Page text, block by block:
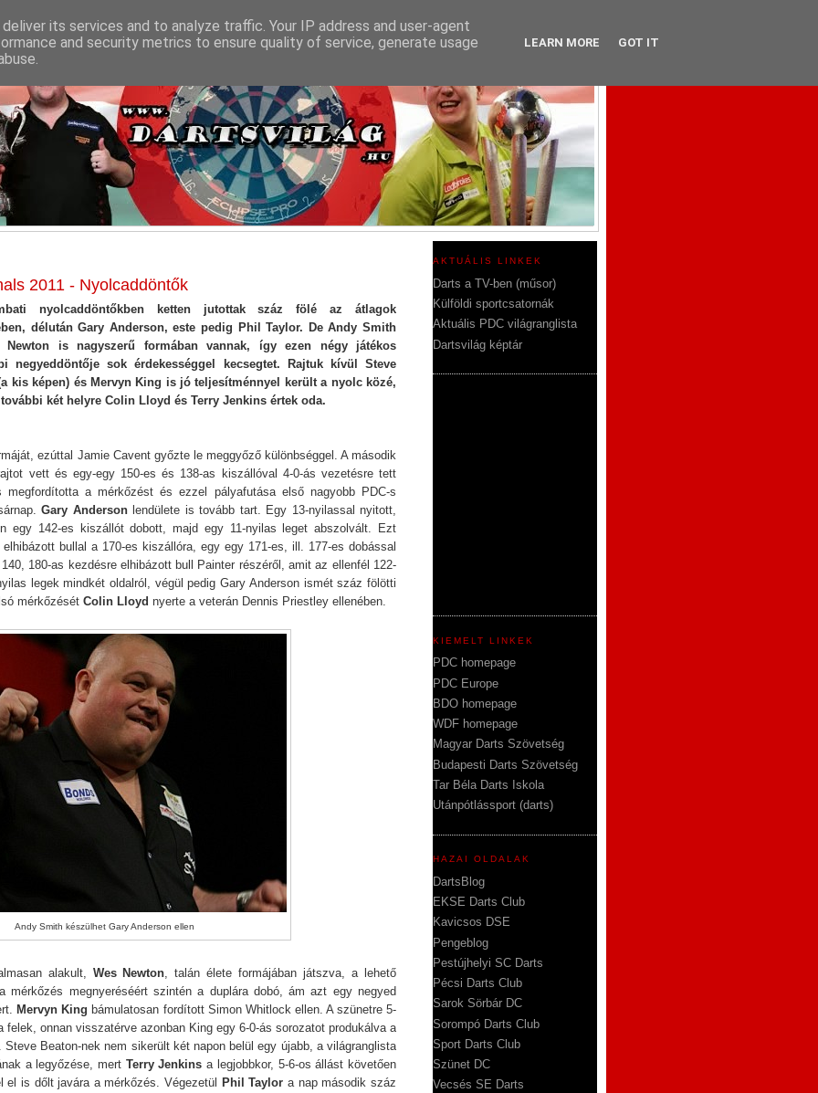
2011 - Nyolcaddöntők
nyolcaddöntőkben ketten jutottak száz fölé az átlagok
délután Gary Anderson, este pedig Phil Taylor. De Andy Smith
Newton is nagyszerű formában vannak, így ezen négy játékos
negyeddöntője sok érdekességgel kecsegtet. Rajtuk kívül Steve
kis képen) és Mervyn King is jó teljesítménnyel került a nyolc közé,
két helyre Colin Lloyd és Terry Jenkins értek oda.
ezúttal Jamie Cavent győzte le meggyőző különbséggel. A második
vett és egy-egy 150-es és 138-as kiszállóval 4-0-ás vezetésre tett
megfordította a mérkőzést és ezzel pályafutása első nagyobb PDC-s
Gary Andersonlendülete is tovább tart. Egy 13-nyilassal nyitott,
egy 142-es kiszállót dobott, majd egy 11-nyilas leget abszolvált. Ezt
bullal a 170-es kiszállóra, egy egy 171-es, ill. 177-es dobással
180-as kezdésre elhibázott bull Painter részéről, amit az ellenfél 122-
legek mindkét oldalról, végül pedig Gary Anderson ismét száz fölötti
mérkőzését Colin Lloyd nyerte a veterán Dennis Priestley ellenében.
Andy Smith készülhet Gary Anderson ellen
alakult, Wes Newton, talán élete formájában játszva, a lehető
mérkőzés megnyeréséért szintén a duplára dobó, ám azt egy negyed
Mervyn King bámulatosan fordított Simon Whitlock ellen. A szünetre 5-
onnan visszatérve azonban King egy 6-0-ás sorozatot produkálva a
Beaton-nek nem sikerült két napon belül egy újabb, a világranglista
a legyőzése, mert Terry Jenkins a legjobbkor, 5-6-os állást követően
el is dőlt javára a mérkőzés. Végezetül
Phil Taylor a nap második száz
AKTUÁLIS LINKEK
Darts a TV-ben (műsor)
Külföldi sportcsatornák
Aktuális PDC világranglista
Dartsvilág képtár
KIEMELT LINKEK
PDC homepage
PDC Europe
BDO homepage
WDF homepage
Magyar Darts Szövetség
Budapesti Darts Szövetség
Tar Béla Darts Iskola
Utánpótlássport (darts)
HAZAI OLDALAK
DartsBlog
EKSE Darts Club
Kavicsos DSE
Pengeblog
Pestújhelyi SC Darts
Pécsi Darts Club
Sarok Sörbár DC
Sorompó Darts Club
Sport Darts Club
Szünet DC
Vecsés SE Darts
its services and to analyze traffic. Your IP address and user-agent
and security metrics to ensure quality of service, generate usage
LEARN MORE GOT IT